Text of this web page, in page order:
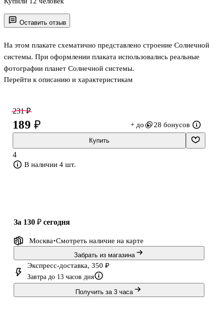
Оставить отзыв
На этом плакате схематично представлено строение Солнечной
системы. При оформлении плаката использовались реальные
фотографии планет Солнечной системы.
Перейти к описанию и характеристикам
231 ₽
189 ₽ + до 28 бонусов
Купить
4
В наличии 4 шт.
за 130 ₽ сегодня
Москва Смотреть наличие на карте
Забрать из магазина
Экспресс-доставка, 350 ₽
Завтра до 13 часов дня
Получить за 3 часа